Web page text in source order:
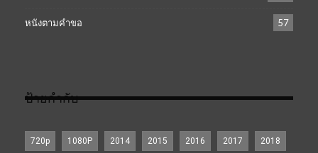
หนังตามคำขอ 57
ป้ายกำกับ
720p 1080P 2014 2015 2016 2017 2018